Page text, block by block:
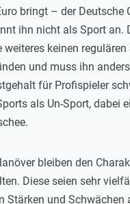
bringt – der Deutsche
ihn nicht als Sport an.
weiteres keinen regulären
und muss ihn
für Profispieler
als Un-Sport, dabei
bleiben den
Diese seien sehr
Stärken und Schwächen